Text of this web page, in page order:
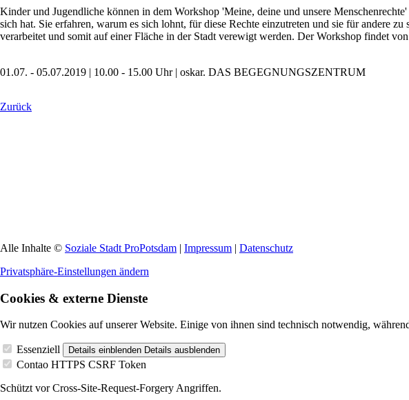
Kinder und Jugendliche können in dem Workshop 'Meine, deine und unsere
sich hat. Sie erfahren, warum es sich lohnt, für diese Rechte einzutreten und sie für andere
verarbeitet und somit auf einer Fläche in der Stadt verewigt werden. Der Workshop findet
01.07. - 05.07.2019 | 10.00 - 15.00 Uhr | oskar. DAS BEGEGNUNGSZENTRUM
Zurück
Alle Inhalte © Soziale Stadt ProPotsdam | Impressum | Datenschutz
Privatsphäre-Einstellungen ändern
Cookies & externe Dienste
Wir nutzen Cookies auf unserer Website. Einige von ihnen sind technisch notwendig,
Essenziell Details einblenden Details ausblenden
Contao HTTPS CSRF Token
Schützt vor Cross-Site-Request-Forgery Angriffen.